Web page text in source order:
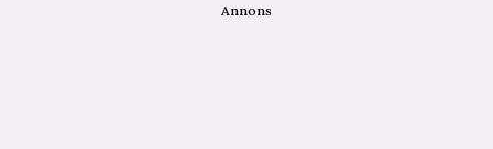
Annons